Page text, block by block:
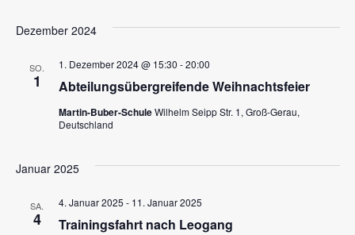
e
s
Dezember 2024
SO.
1 Abteilungsübergreifende Weihnachtsfeier
1. Dezember 2024 @ 15:30 -20:00
Martin-Buber-SchuleWilhelm Seipp Str. 1, Groß-Gerau,
Deutschland
Januar 2025
SA.
4 Trainingsfahrt nach Leogang
4. Januar 2025 - 11. Januar 2025